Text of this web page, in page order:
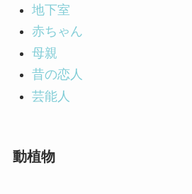
地下室
赤ちゃん
母親
昔の恋人
芸能人
動植物